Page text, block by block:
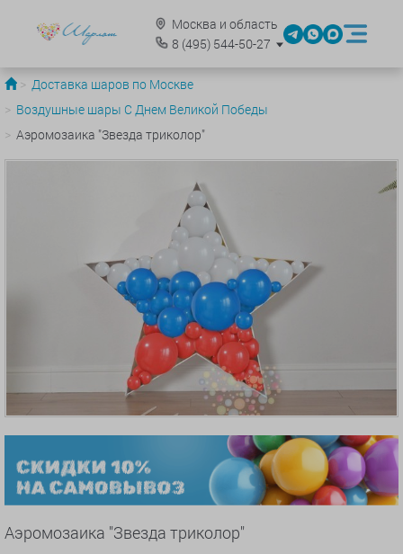
Москва и область
8 (495)544-50-27
Доставка шаров по Москве
Воздушные шары С Днем Великой Победы
Аэромозаика "Звезда триколор"
Аэромозаика "Звезда триколор"